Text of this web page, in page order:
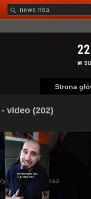
22
w
Strona
- video (202)